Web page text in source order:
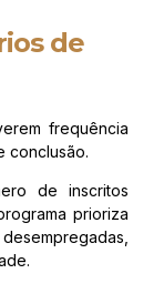
de
frequência
conclusão.
de inscritos
prioriza